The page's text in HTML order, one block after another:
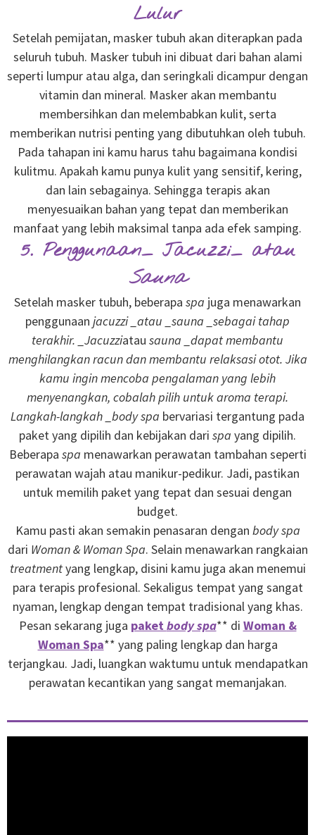
Lulur
Setelah pemijatan, masker tubuh akan diterapkan pada
seluruh tubuh. Masker tubuh ini dibuat dari bahan alami
seperti lumpur atau alga, dan seringkali dicampur dengan
vitamin dan mineral. Masker akan membantu
membersihkan dan melembabkan kulit, serta
memberikan nutrisi penting yang dibutuhkan oleh tubuh.
Pada tahapan ini kamu harus tahu bagaimana kondisi
kulitmu. Apakah kamu punya kulit yang sensitif, kering,
dan lain sebagainya. Sehingga terapis akan
menyesuaikan bahan yang tepat dan memberikan
manfaat yang lebih maksimal tanpa ada efek samping.
5. Penggunaan_ Jacuzzi_ atau
Sauna
Setelah masker tubuh, beberapa spa juga menawarkan
penggunaan jacuzzi _atau _sauna _sebagai tahap
terakhir. _Jacuzziatau sauna _dapat membantu
menghilangkan racun dan membantu relaksasi otot. Jika
kamu ingin mencoba pengalaman yang lebih
menyenangkan, cobalah pilih untuk aroma terapi.
Langkah-langkah _body spa bervariasi tergantung pada
paket yang dipilih dan kebijakan dari spa yang dipilih.
Beberapa spa menawarkan perawatan tambahan seperti
perawatan wajah atau manikur-pedikur. Jadi, pastikan
untuk memilih paket yang tepat dan sesuai dengan
budget.
Kamu pasti akan semakin penasaran dengan body spa
dari Woman & Woman Spa. Selain menawarkan rangkaian
treatmentyang lengkap, disini kamu juga akan menemui
para terapis profesional. Sekaligus tempat yang sangat
nyaman, lengkap dengan tempat tradisional yang khas.
Pesan sekarang juga paketbody spa** di Woman &
Woman Spa** yang paling lengkap dan harga
terjangkau. Jadi, luangkan waktumu untuk mendapatkan
perawatan kecantikan yang sangat memanjakan.